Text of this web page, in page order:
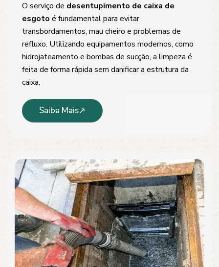
O serviço de desentupimento de caixa de
esgoto é fundamental para evitar
transbordamentos, mau cheiro e problemas de
refluxo. Utilizando equipamentos modernos, como
hidrojateamento e bombas de sucção, a limpeza é
feita de forma rápida sem danificar a estrutura da
caixa.
Saiba Mais